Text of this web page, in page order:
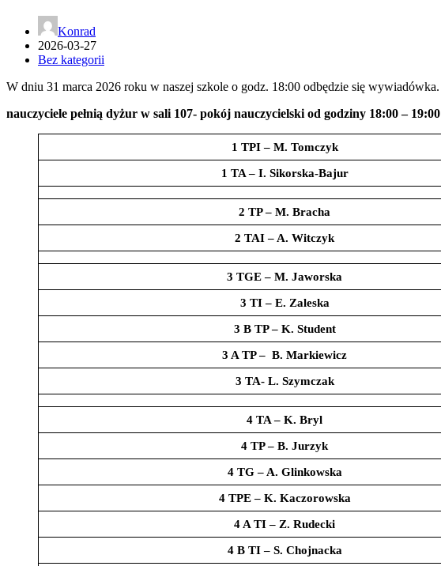
Konrad
2026-03-27
Bez kategorii
W dniu 31 marca 2026 roku w naszej szkole o godz. 18:00 odbędzie się wywiadówka.
nauczyciele pełnią dyżur w sali 107- pokój nauczycielski od godziny 18:00 – 19:00
1 TPI – M. Tomczyk
1 TA – I. Sikorska-Bajur
2 TP – M. Bracha
2 TAI – A. Witczyk
3 TGE – M. Jaworska
3 TI – E. Zaleska
3 B TP – K. Student
3 A TP – B. Markiewicz
3 TA- L. Szymczak
4 TA – K. Bryl
4 TP – B. Jurzyk
4 TG – A. Glinkowska
4 TPE – K. Kaczorowska
4 A TI – Z. Rudecki
4 B TI – S. Chojnacka